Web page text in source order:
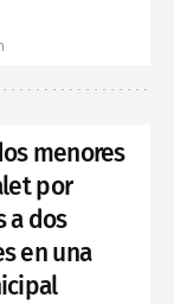
menores
por
a dos
en una